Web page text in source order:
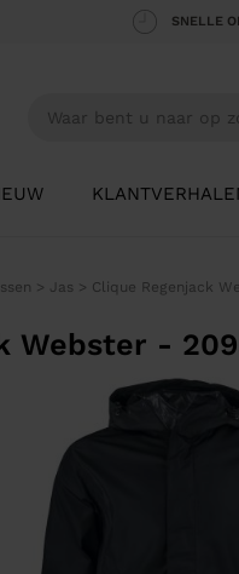
SNELLE
> Jas > Clique Regenjack
Webster -